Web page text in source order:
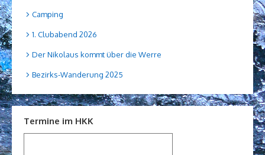
Camping
1. Clubabend 2026
Der Nikolaus kommt über die Werre
Bezirks-Wanderung 2025
Termine im HKK